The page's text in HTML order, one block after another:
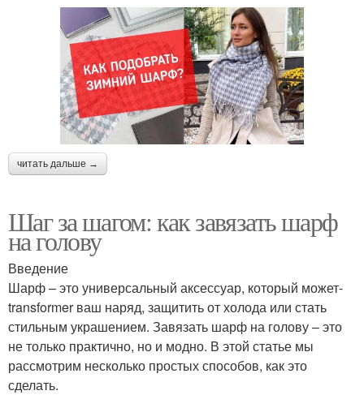
читать дальше →
Шаг за шагом: как завязать шарф
на голову
Введение
Шарф – это универсальный аксессуар, который может-
transformer ваш наряд, защитить от холода или стать
стильным украшением. Завязать шарф на голову – это
не только практично, но и модно. В этой статье мы
рассмотрим несколько простых способов, как это
сделать.